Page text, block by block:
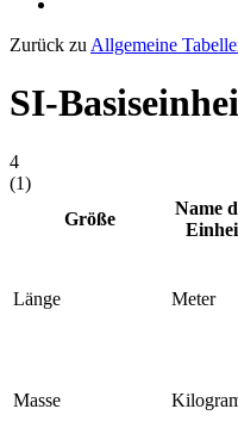
Zurück zu Allgemeine
SI-
4
(1)
Größe
Name
Länge Meter
Masse